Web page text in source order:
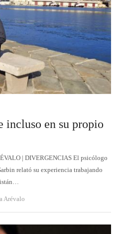
incluso en su propio
| DIVERGENCIAS El psicólogo
relató su experiencia trabajando
Arévalo